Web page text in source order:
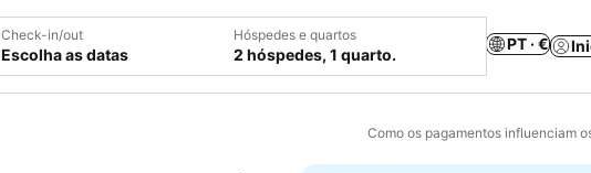
Check-in/out
Escolha as datas
Hóspedes e quartos
2 hóspedes, 1 quarto.
PT · €
Como os pagamentos influenciam